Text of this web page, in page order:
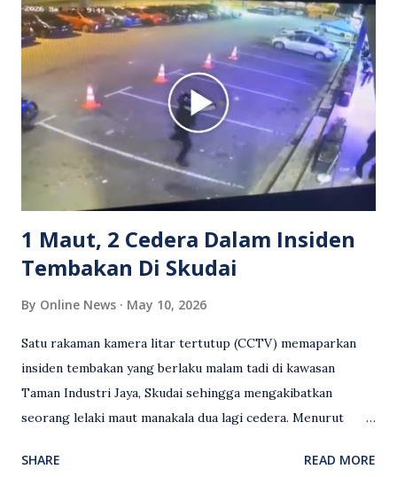
berlaku pertikaman lidah antara kedua-dua pihak. Video
berkenaan kini tular di media sosial dan mendapat pelbagai
reaksi orang ramai. Antara komen orang awam yang tular di
media sosial mengenai insiden tersebut ialah ramai yang
meluahkan rasa marah terhadap tindakan lelaki berkenaan
serta memuji pemandu Grab kerana campur tangan.
Sebahagian netizen turut meminta pihak berkuasa
mengambil tindakan tegas, manakala ada yang bersimpati
terhadap wanita dipercayai menjadi mangs...
1 Maut, 2 Cedera Dalam Insiden
Tembakan Di Skudai
By Online News May 10, 2026
Satu rakaman kamera litar tertutup (CCTV) memaparkan
insiden tembakan yang berlaku malam tadi di kawasan
Taman Industri Jaya, Skudai sehingga mengakibatkan
seorang lelaki maut manakala dua lagi cedera. Menurut
kejadian berlaku sekitar jam 11 malam dan pihak polis
SHARE READ MORE